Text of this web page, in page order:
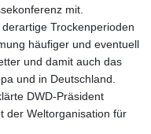
mit.
Trockenperioden
häufiger und eventuell
und damit auch das
und in Deutschland.
DWD-Präsident
der Weltorganisation für